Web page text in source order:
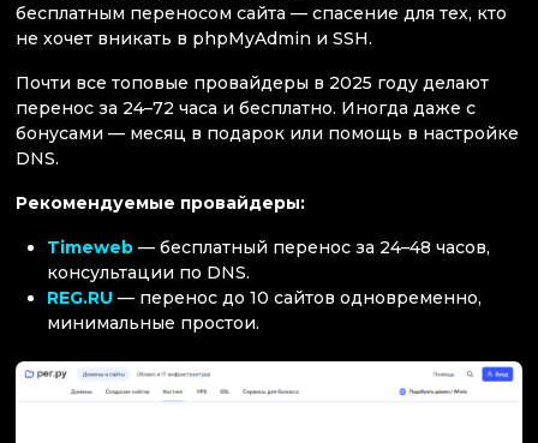
бесплатным переносом сайта — спасение для тех, кто
не хочет вникать в phpMyAdmin и SSH.
Почти все топовые провайдеры в 2025 году делают
перенос за 24–72 часа и бесплатно. Иногда даже с
бонусами — месяц в подарок или помощь в настройке
DNS.
Рекомендуемые провайдеры:
Timeweb — бесплатный перенос за 24–48 часов,
консультации по DNS.
REG.RU — перенос до 10 сайтов одновременно,
минимальные простои.